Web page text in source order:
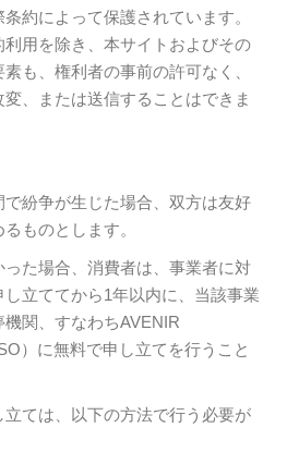
約によって保護されています。
用を除き、本サイトおよびその
も、権利者の事前の許可なく、
、または送信することはできま
紛争が生じた場合、双方は友好
ものとします。
た場合、消費者は、事業者に対
立ててから1年以内に、当該事業
関、すなわちAVENIR
）に無料で申し立てを行うこと
ては、以下の方法で行う必要が